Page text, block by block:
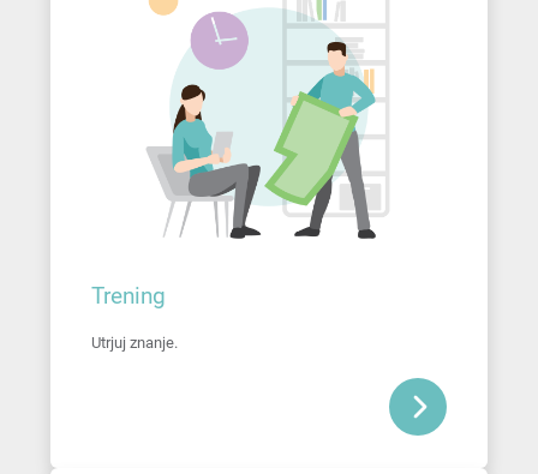
Trening
Utrjuj znanje.